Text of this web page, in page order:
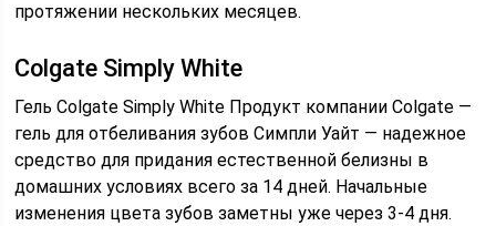
протяжении нескольких месяцев.
Colgate Simply White
Гель Colgate Simply White Продукт компании Colgate —
гель для отбеливания зубов Симпли Уайт — надежное
средство для придания естественной белизны в
домашних условиях всего за 14 дней. Начальные
изменения цвета зубов заметны уже через 3-4 дня.